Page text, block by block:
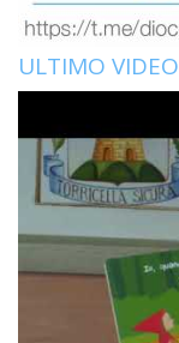
ULTIMO VIDEO